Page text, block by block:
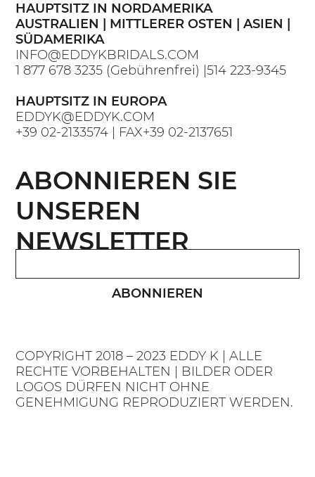
COPYRIGHT 2018 – 2023 EDDY K | ALLE
RECHTE VORBEHALTEN | BILDER ODER
LOGOS DÜRFEN NICHT OHNE
GENEHMIGUNG REPRODUZIERT WERDEN.
HAUPTSITZ IN NORDAMERIKA
AUSTRALIEN | MITTLERER OSTEN | ASIEN |
SÜDAMERIKA
INFO@EDDYKBRIDALS.COM
1 877 678 3235 (Gebührenfrei) |514 223-9345
HAUPTSITZ IN EUROPA
EDDYK@EDDYK.COM
+39 02-2133574 | FAX+39 02-2137651
ABONNIEREN
ABONNIEREN SIE
UNSEREN
NEWSLETTER